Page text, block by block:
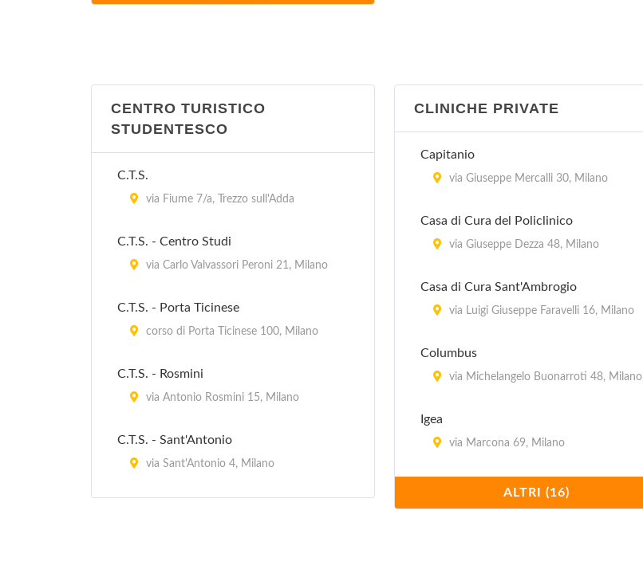
Stazione Carabinieri Milano Affori
Stazione Carabinieri Milano Barona
Stazione Carabinieri Milano Crescenzago
Stazione Carabinieri Milano Gorla
via Prospero Finzi 10, Milano
via Gratasoglio 63, Milano
Centro per l'Impiego
Centro per l'Impiego
Centro per l'impiego - Jenner
Centro per l'impiego - Vittoria
CENTRO TURISTICO
STUDENTESCO
C.T.S.
via Fiume 7/a, Trezzo sull'Adda
C.T.S. - Centro Studi
via Carlo Valvassori Peroni 21, Milano
C.T.S. - Porta Ticinese
corso di Porta Ticinese 100, Milano
C.T.S. - Rosmini
via Antonio Rosmini 15, Milano
C.T.S. - Sant'Antonio
via Sant'Antonio 4, Milano
CLINICHE PRIVATE
Capitanio
via Giuseppe Mercalli 30, Milano
Casa di Cura del Policlinico
via Giuseppe Dezza 48, Milano
Casa di Cura Sant'Ambrogio
via Luigi Giuseppe Faravelli 16, Milano
Columbus
via Michelangelo Buonarroti 48, Milano
Igea
via Marcona 69, Milano
Istituto Clinico Humanitas
via Alessandro Manzoni 56, Rozzano
ALTRI (16)